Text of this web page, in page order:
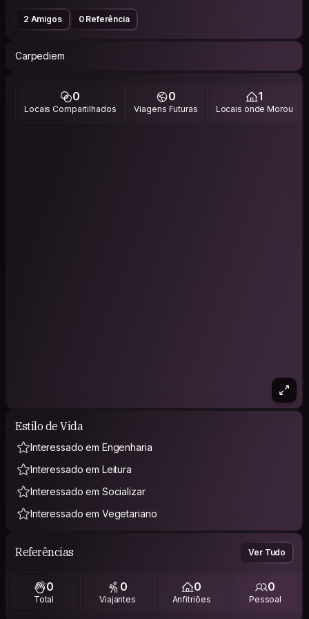
2 Amigos 0 Referência
Carpediem
0
Locais Compartilhados
0
Viagens Futuras
1
Locais onde Morou
Estilo de Vida
Interessado em Engenharia
Interessado em Leitura
Interessado em Socializar
Interessado em Vegetariano
Referências Ver Tudo
0
Total
0
Viajantes
0
Anfitriões
0
Pessoal